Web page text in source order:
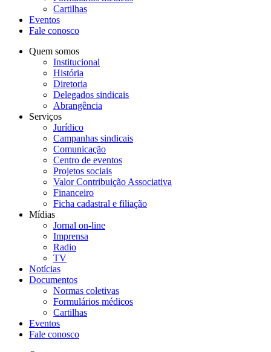
Cartilhas
Eventos
Fale conosco
Quem somos
Institucional
História
Diretoria
Delegados sindicais
Abrangência
Serviços
Jurídico
Campanhas sindicais
Comunicação
Centro de eventos
Projetos sociais
Valor Contribuição Associativa
Financeiro
Ficha cadastral e filiação
Mídias
Jornal on-line
Imprensa
Radio
TV
Notícias
Documentos
Normas coletivas
Formulários médicos
Cartilhas
Eventos
Fale conosco